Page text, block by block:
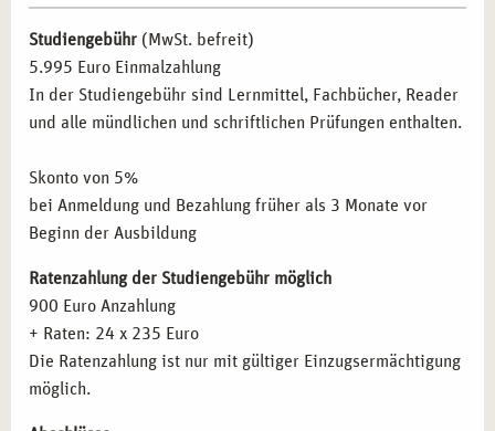
psychotherapeutische Ansätze in ihre Arbeit integrieren
wollen.
Pädagogische Fachkräfte:
Kompetenzen im Umgang mit psychischen Belastungen
vertiefen wollen.
gründen möchten.
Quereinsteiger:Interessierte, die eine neue berufliche
Perspektive im Gesundheitswesen suchen.
BERUFLICHE PERSPEKTIVEN NACH DER
AUSBILDUNG IN MÜNCHEN
Nach Abschluss Ihrer Ausbildung stehen Ihnen in München
zahlreiche berufliche Möglichkeiten offen. Nutzen Sie Ihre
Therapierichtungen und Modelle
Psychoanalyse (Freud)
Analytische Psychologie (Jung)
Individualpsychologie (Adler)
Gesprächstherapie (Rogers)
Systemische Therapie
Gestalttherapie (Perls)
Transaktionsanalyse (Berne)
Körpertherapeutische Verfahren
Kreativtherapeutische Verfahren
Kinder- und Jugendtherapie
Psychopathologie: Psychische Störungen
Studiengebühr (MwSt. befreit)
5.995 Euro Einmalzahlung
In der Studiengebühr sind Lernmittel, Fachbücher, Reader
und alle mündlichen und schriftlichen Prüfungen enthalten.
Skonto von 5%
bei Anmeldung und Bezahlung früher als 3 Monate vor
Beginn der Ausbildung
Ratenzahlung der Studiengebühr möglich
900 Euro Anzahlung
+ Raten: 24 x 235 Euro
Die Ratenzahlung ist nur mit gültiger Einzugsermächtigung
möglich.